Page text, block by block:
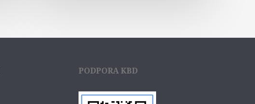
PODPORA KBD